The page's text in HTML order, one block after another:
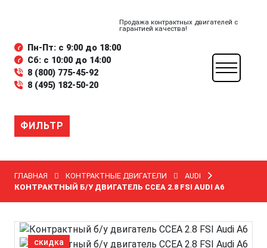
Продажа контрактных двигателей с
гарантией качества!
Пн-Пт: с 9:00 до 18:00
Сб: с 10:00 до 14:00
8 (800) 775-45-92
8 (495) 182-50-20
ФИЛЬТР
ГЛАВНАЯ КОНТРАКТНЫЕ ДВИГАТЕЛИ
AUDI
КОНТРАКТНЫЙ Б/У ДВИГАТЕЛЬ CCEA 2.8 FSI AUDI A6
скидка